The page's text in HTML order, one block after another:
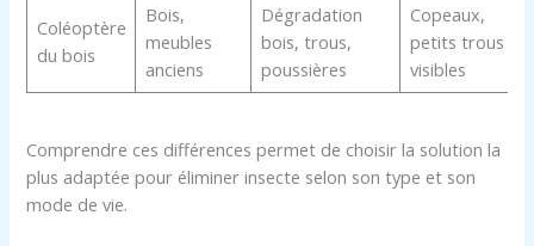
Coléoptère
du bois
Bois,
meubles
anciens
Dégradation
bois, trous,
poussières
Copeaux,
petits trous
visibles
Comprendre ces différences permet de choisir la solution la
plus adaptée pour éliminer insecte selon son type et son
mode de vie.